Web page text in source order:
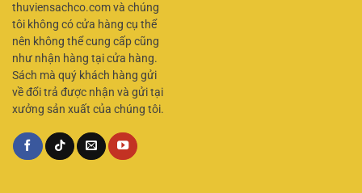
thuviensachco.com và chúng
tôi không có cửa hàng cụ thể
nên không thể cung cấp cũng
như nhận hàng tại cửa hàng.
Sách mà quý khách hàng gửi
về đổi trả được nhận và gửi tại
xưởng sản xuất của chúng tôi.